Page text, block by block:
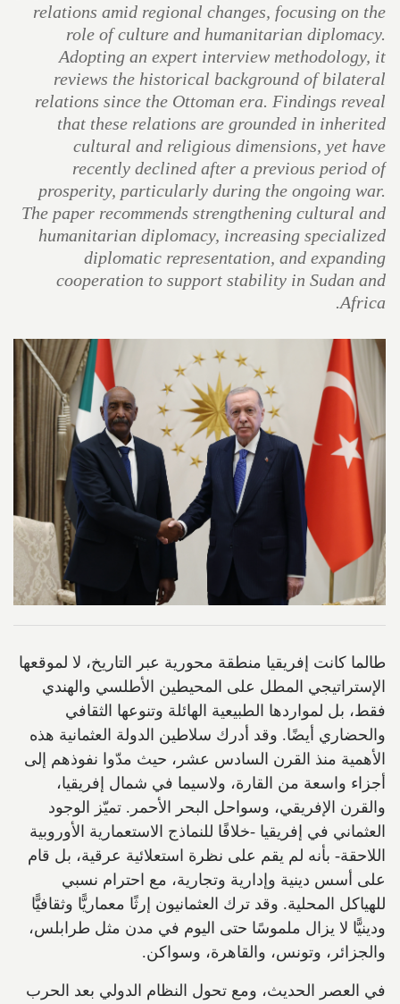
relations amid regional changes, focusing on the
role of culture and humanitarian diplomacy.
Adopting an expert interview methodology, it
reviews the historical background of bilateral
relations since the Ottoman era. Findings reveal
that these relations are grounded in inherited
cultural and religious dimensions, yet have
recently declined after a previous period of
prosperity, particularly during the ongoing war.
The paper recommends strengthening cultural and
humanitarian diplomacy, increasing specialized
diplomatic representation, and expanding
cooperation to support stability in Sudan and
Africa.
طالما كانت إفريقيا منطقة محورية عبر التاريخ، لا لموقعها
الإستراتيجي المطل على المحيطين الأطلسي والهندي
فقط، بل لمواردها الطبيعية الهائلة وتنوعها الثقافي
والحضاري أيضًا. وقد أدرك سلاطين الدولة العثمانية هذه
الأهمية منذ القرن السادس عشر، حيث مدّوا نفوذهم إلى
أجزاء واسعة من القارة، ولاسيما في شمال إفريقيا،
والقرن الإفريقي، وسواحل البحر الأحمر. تميّز الوجود
العثماني في إفريقيا -خلافًا للنماذج الاستعمارية الأوروبية
اللاحقة- بأنه لم يقم على نظرة استعلائية عرقية، بل قام
على أسس دينية وإدارية وتجارية، مع احترام نسبي
للهياكل المحلية. وقد ترك العثمانيون إرثًا معماريًّا وثقافيًّا
ودينيًّا لا يزال ملموسًا حتى اليوم في مدن مثل طرابلس،
والجزائر، وتونس، والقاهرة، وسواكن.
في العصر الحديث، ومع تحول النظام الدولي بعد الحرب